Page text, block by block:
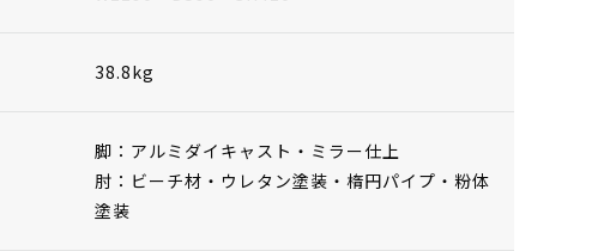
38.8kg
脚：アルミダイキャスト・ミラー仕上
肘：ビーチ材・ウレタン塗装・楕円パイプ・粉体
塗装